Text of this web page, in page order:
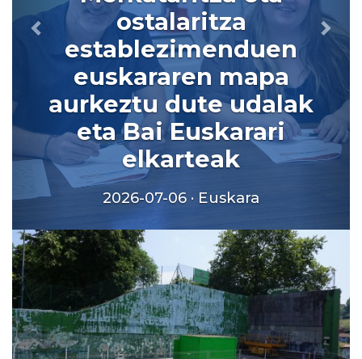
ostalaritza
establezimenduen
euskararen mapa
aurkeztu dute udalak
eta Bai Euskarari
elkarteak
2026-07-06 · Euskara